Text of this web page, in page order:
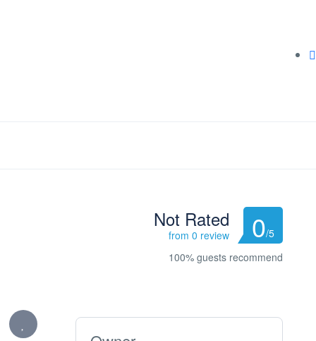
Not Rated
from 0 review 0/5
100% guests recommend